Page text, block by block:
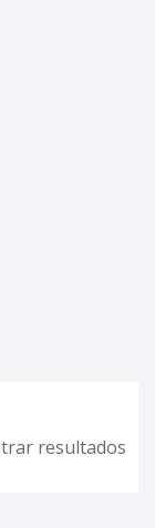
resultados